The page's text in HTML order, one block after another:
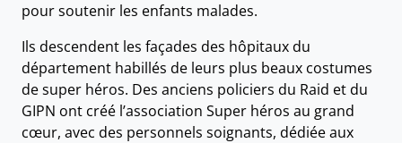
pour soutenir les enfants malades.
Ils descendent les façades des hôpitaux du
département habillés de leurs plus beaux costumes
de super héros. Des anciens policiers du Raid et du
GIPN ont créé l’association Super héros au grand
cœur, avec des personnels soignants, dédiée aux